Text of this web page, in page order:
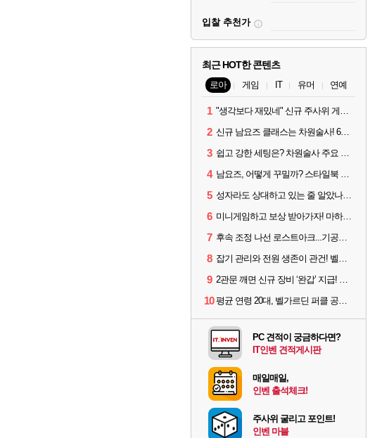
입찰 추천가
최근 HOT한 콘텐츠
로아 게임 IT 유머 연예
1 "생각보다 재밌네" 신규 주사위 게임 티카투카 호평
2 신규 남요즈 클래스는 차원술사! 6월 20일 로아온 썸머 정리
3 쉽고 강한 세팅은? 차원술사 주요 빌드와 스킬 코드
4 남요즈, 어떻게 꾸밀까? 스타일북 인기 차원술사 커스터마이즈
5 성자라도 상대하고 있는 줄 알았나? 벨가르딘 이모저모
6 미니게임하고 보상 받아가자! 마하라카 썸머 캠프 할 일은?
7 후속 조정 나선 로스트아크...기공사, 차원술사 하향
8 잡기 관리와 전원 생존이 관건! 벨가르딘 유물 칭호 획득방법 정리
9 2관문 깨면 신규 장비 ‘완갑’ 지급! 그림자 레이드 벨가르딘 공개
10 평균 연령 20대, 벨가르딘 퍼클 공대 '영로티'를 만나다
PC 견적이 궁금하다면?
IT인벤 견적게시판
매일매일,
인벤 출석체크!
주사위 굴리고 포인트!
인벤 마블